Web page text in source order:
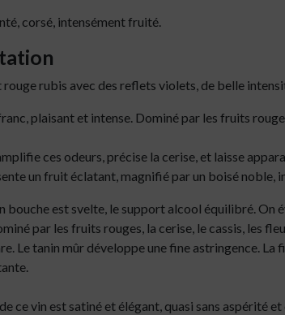
corsé, intensément fruité.
rouge rubis avec des reflets violets, de belle
plaisant et intense. Dominé par les fruits
ces odeurs, précise la cerise, et laisse
un fruit éclatant, magnifié par un boisé noble,
bouche est svelte, le support alcool équilibré. On
par les fruits rouges, la cerise, le cassis, les
Le tanin mûr développe une fine astringence.
ce vin est satiné et élégant, quasi sans